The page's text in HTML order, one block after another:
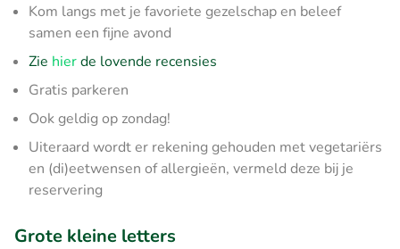
Kom langs met je favoriete gezelschap en beleef
samen een fijne avond
Zie hierde lovende recensies
Gratis parkeren
Ook geldig op zondag!
Uiteraard wordt er rekening gehouden met vegetariërs
en (di)eetwensen of allergieën, vermeld deze bij je
reservering
Grote kleine letters